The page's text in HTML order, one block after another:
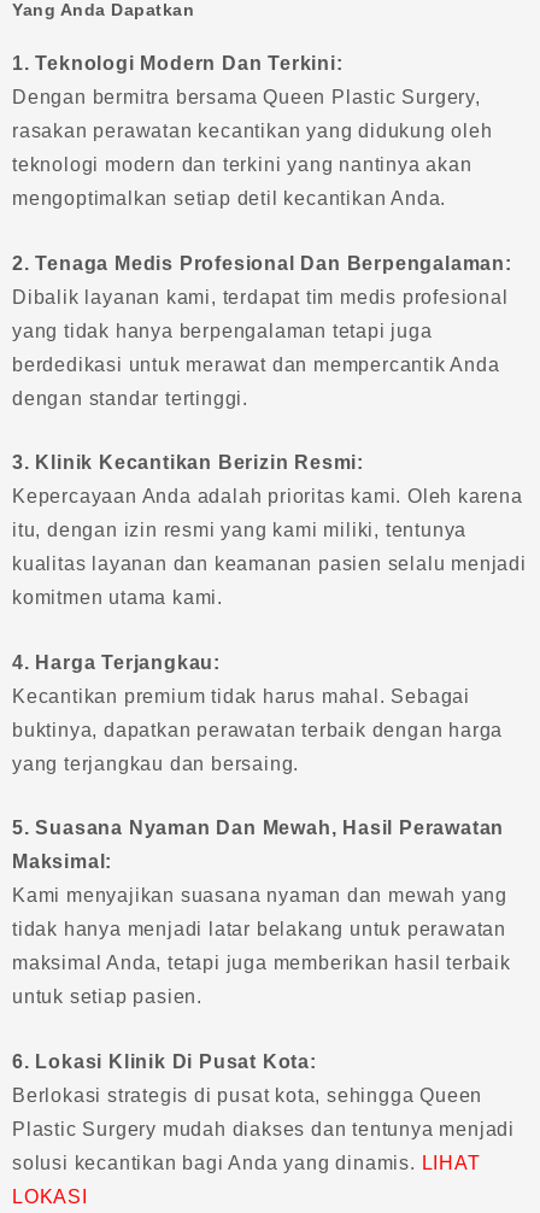
Yang Anda Dapatkan
1. Teknologi Modern Dan Terkini:
Dengan bermitra bersama Queen Plastic Surgery,
rasakan perawatan kecantikan yang didukung oleh
teknologi modern dan terkini yang nantinya akan
mengoptimalkan setiap detil kecantikan Anda.
2. Tenaga Medis Profesional Dan Berpengalaman:
Dibalik layanan kami, terdapat tim medis profesional
yang tidak hanya berpengalaman tetapi juga
berdedikasi untuk merawat dan mempercantik Anda
dengan standar tertinggi.
3. Klinik Kecantikan Berizin Resmi:
Kepercayaan Anda adalah prioritas kami. Oleh karena
itu, dengan izin resmi yang kami miliki, tentunya
kualitas layanan dan keamanan pasien selalu menjadi
komitmen utama kami.
4. Harga Terjangkau:
Kecantikan premium tidak harus mahal. Sebagai
buktinya, dapatkan perawatan terbaik dengan harga
yang terjangkau dan bersaing.
5. Suasana Nyaman Dan Mewah, Hasil Perawatan
Maksimal:
Kami menyajikan suasana nyaman dan mewah yang
tidak hanya menjadi latar belakang untuk perawatan
maksimal Anda, tetapi juga memberikan hasil terbaik
untuk setiap pasien.
6. Lokasi Klinik Di Pusat Kota:
Berlokasi strategis di pusat kota, sehingga Queen
Plastic Surgery mudah diakses dan tentunya menjadi
solusi kecantikan bagi Anda yang dinamis. LIHAT
LOKASI